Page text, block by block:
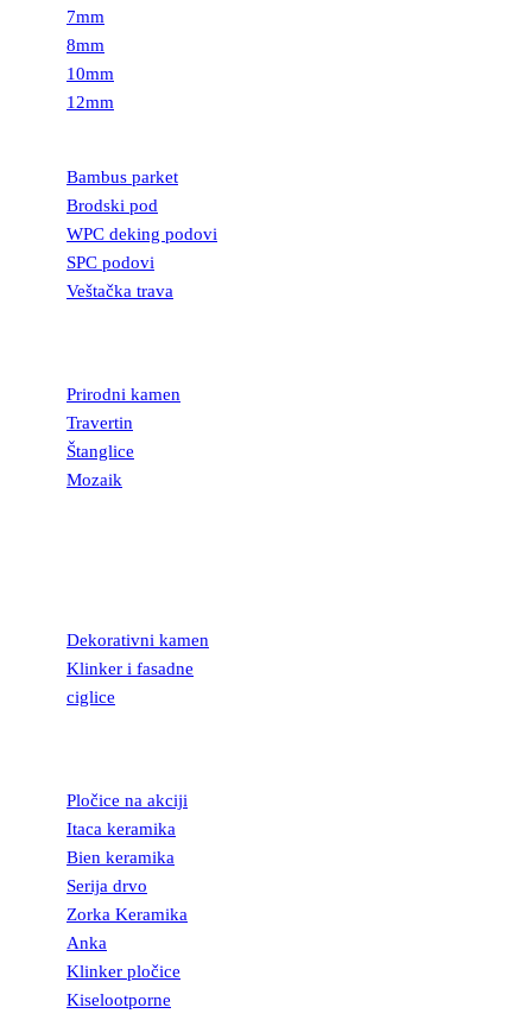
7mm
8mm
10mm
12mm
Bambus parket
Brodski pod
WPC deking podovi
SPC podovi
Veštačka trava
Prirodni kamen
Travertin
Štanglice
Mozaik
Dekorativni kamen
Klinker i fasadne
ciglice
Pločice na akciji
Itaca keramika
Bien keramika
Serija drvo
Zorka Keramika
Anka
Klinker pločice
Kiselootporne